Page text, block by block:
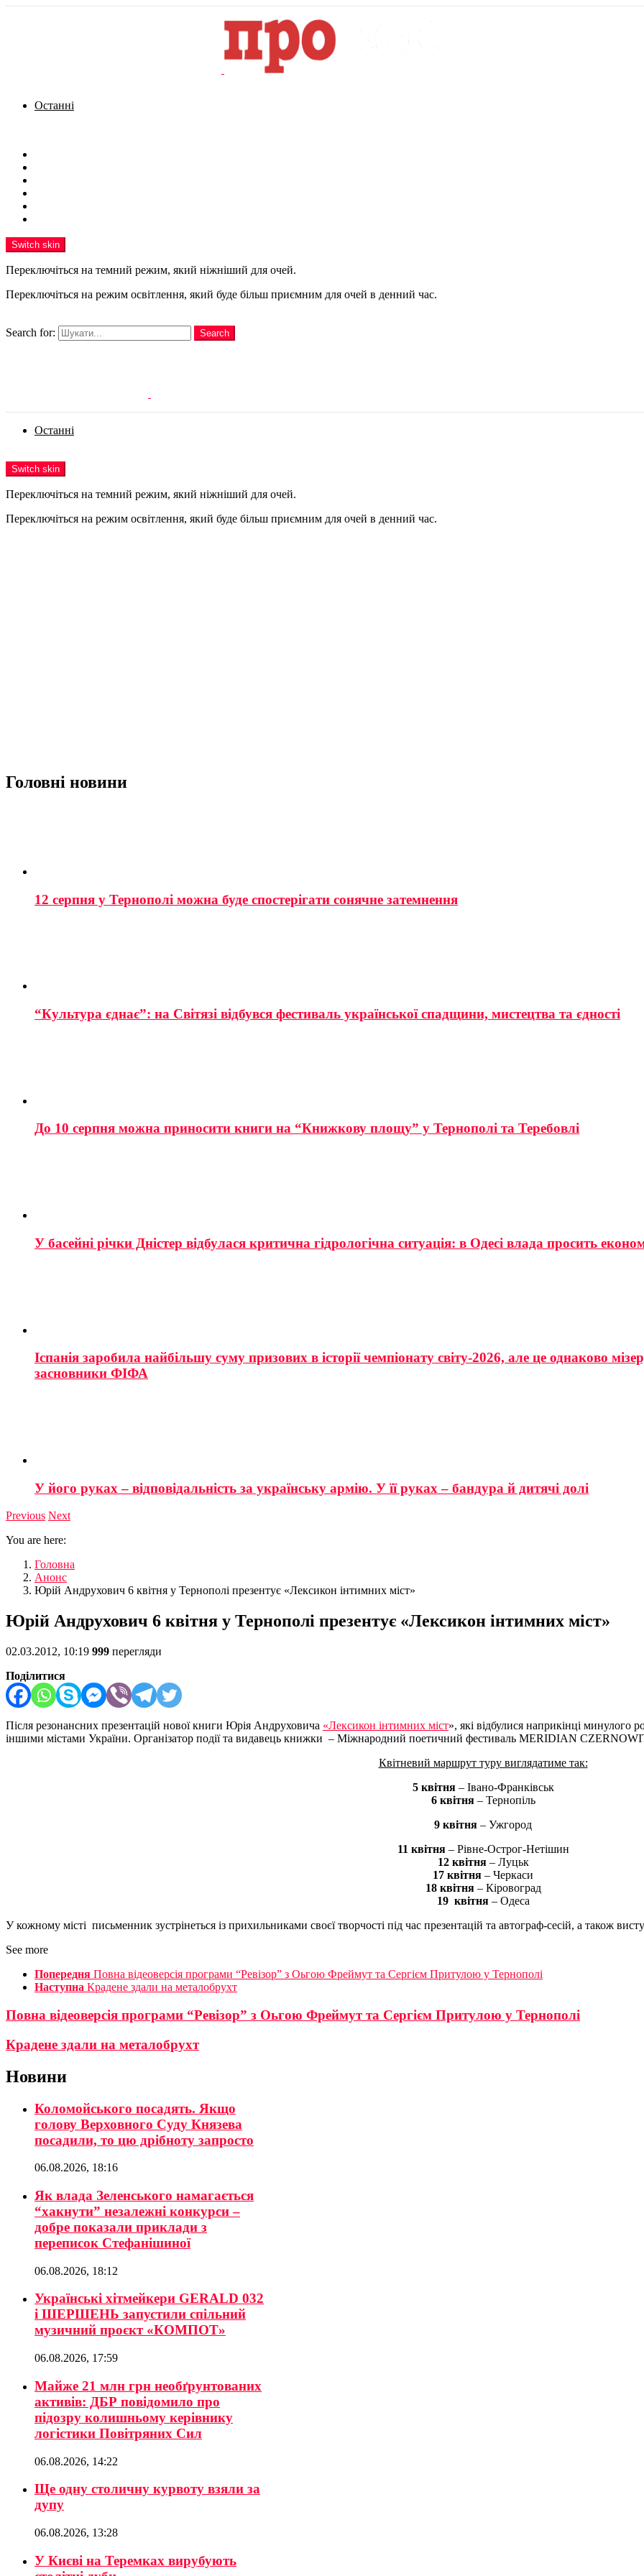
Останні
Switch skin
Переключіться на темний режим, який ніжніший для очей.
Переключіться на режим освітлення, який буде більш приємним для очей в денний час.
Search for:
Search
Останні
Switch skin
Переключіться на темний режим, який ніжніший для очей.
Переключіться на режим освітлення, який буде більш приємним для очей в денний час.
Головні новини
12 серпня у Тернополі можна буде спостерігати сонячне затемнення
“Культура єднає”: на Світязі відбувся фестиваль української спадщини, мистецтва та єдності
До 10 серпня можна приносити книги на “Книжкову площу” у Тернополі та Теребовлі
У басейні річки Дністер відбулася критична гідрологічна ситуація: в Одесі влада просить
Іспанія заробила найбільшу суму призових в історії чемпіонату світу-2026, але це однаково
засновники ФІФА
У його руках – відповідальність за українську армію. У її руках – бандура й дитячі долі
Previous Next
You are here:
Головна
Анонс
Юрій Андрухович 6 квітня у Тернополі презентує «Лексикон інтимних міст»
Юрій Андрухович 6 квітня у Тернополі презентує «Лексикон інтимних міст»
02.03.2012, 10:19 999 перегляди
Поділитися
Після резонансних презентацій нової книги Юрія Андруховича «Лексикон інтимних міст», які відбулися наприкінці минулого
іншими містами України. Організатор події та видавець книжки – Міжнародний поетичний фестиваль MERIDIAN
Квітневий маршрут туру виглядатиме так:
5 квітня– Івано-Франківськ
6 квітня– Тернопіль
9 квітня – Ужгород
11 квітня– Рівне-Острог-Нетішин
12 квітня– Луцьк
17 квітня – Черкаси
18 квітня– Кіровоград
19 квітня– Одеса
У кожному місті письменник зустрінеться із прихильниками своєї творчості під час презентацій та автограф-сесій, а також
See more
Попередня Повна відеоверсія програми “Ревізор” з Оьгою Фреймут та Сергієм Притулою у Тернополі
Наступна Крадене здали на металобрухт
Повна відеоверсія програми “Ревізор” з Оьгою Фреймут та Сергієм Притулою у Тернополі
Крадене здали на металобрухт
Новини
Коломойського посадять. Якщо
голову Верховного Суду Князева
посадили, то цю дрібноту запросто
06.08.2026, 18:16
Як влада Зеленського намагається
“хакнути” незалежні конкурси –
добре показали приклади з
переписок Стефанішиної
06.08.2026, 18:12
Українські хітмейкери GERALD 032
і ШЕРШЕНЬ запустили спільний
музичний проєкт «КОМПОТ»
06.08.2026, 17:59
Майже 21 млн грн необґрунтованих
активів: ДБР повідомило про
підозру колишньому керівнику
логістики Повітряних Сил
06.08.2026, 14:22
Ще одну столичну курвоту взяли за
дупу
06.08.2026, 13:28
У Києві на Теремках вирубують